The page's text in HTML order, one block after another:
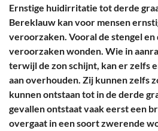
Ernstige huidirritatie tot derde
Bereklauw kan voor mensen
veroorzaken. Vooral de stengel
veroorzaken wonden. Wie in
terwijl de zon schijnt, kan er zelfs
aan overhouden. Zij kunnen zelfs
kunnen ontstaan tot in de derde
gevallen ontstaat vaak eerst een
overgaat in een soort zwerende